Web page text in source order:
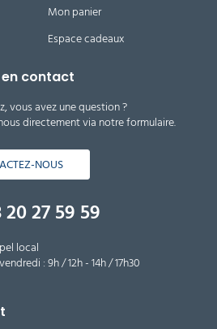
Mon panier
Espace cadeaux
en contact
vous avez une question ?
directement via notre formulaire.
NOUS
20 27 59 59
local
: 9h / 12h - 14h / 17h30